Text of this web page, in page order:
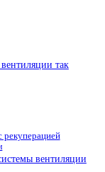
так
рекуперацией
вентиляции